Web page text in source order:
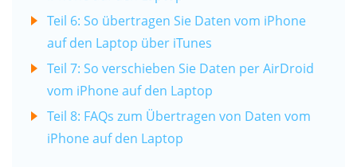
Teil 6: So übertragen Sie Daten vom iPhone
auf den Laptop über iTunes
Teil 7: So verschieben Sie Daten per AirDroid
vom iPhone auf den Laptop
Teil 8: FAQs zum Übertragen von Daten vom
iPhone auf den Laptop